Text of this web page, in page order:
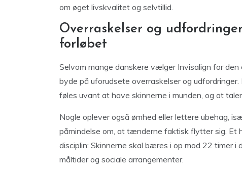
om øget livskvalitet og selvtillid.
Overraskelser og
forløbet
Selvom mange danskere vælger Invisalign for
byde på uforudsete overraskelser og
føles uvant at have skinnerne i munden, og at
Nogle oplever også ømhed eller lettere ubehag,
påmindelse om, at tænderne faktisk flytter sig.
disciplin: Skinnerne skal bæres i op mod 22 timer
måltider og sociale arrangementer.